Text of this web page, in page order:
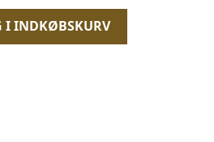
I INDKØBSKURV